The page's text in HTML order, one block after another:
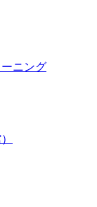
ニング